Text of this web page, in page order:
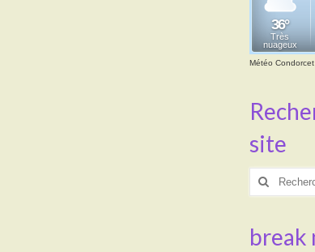
Météo Condorcet
site
Rechercher
break